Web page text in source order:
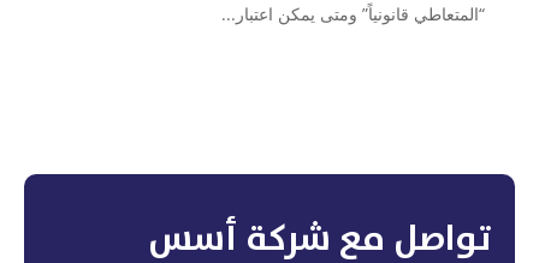
“المتعاطي قانونياً” ومتى يمكن اعتبار...
تواصل مع شركة أسس